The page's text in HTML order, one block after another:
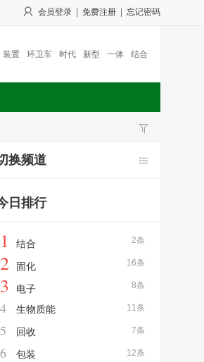
会员登录 免费注册 忘记密码
装置 环卫车 时代 新型 一体 结合
换频道
日排行
2条
1 结合
16条
2 固化
8条
3 电子
11条
4 生物质能
7条
5 回收
12条
6 包装